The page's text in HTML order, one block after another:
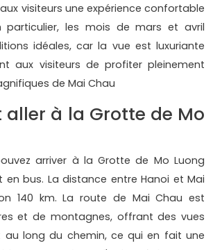
visiteurs une expérience confortable
particulier, les mois de mars et avril
idéales, car la vue est luxuriante
aux visiteurs de profiter pleinement
de Mai Chau
à la Grotte de Mo
arriver à la Grotte de Mo Luong
en bus. La distance entre Hanoi et Mai
140 km. La route de Mai Chau est
et de montagnes, offrant des vues
long du chemin, ce qui en fait une